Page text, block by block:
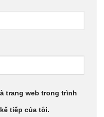
trang web trong trình
tiếp của tôi.